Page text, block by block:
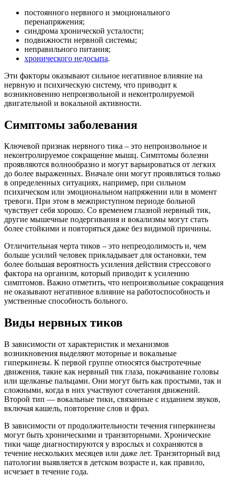
постоянного нервного и эмоционального
перенапряжения;
синдрома хронической усталости;
подвижности нервной системы;
неправильного питания;
хронического недосыпа.
Эти факторы оказывают сильное негативное влияние на
нервную и психическую систему, что приводит к
возникновению непроизвольной и неконтролируемой
двигательной и вокальной активности.
Симптомы заболевания
Ключевой признак нервного тика – это непроизвольное и
неконтролируемое сокращение мышц. Симптомы болезни
проявляются волнообразно и могут варьироваться от легких
до более выраженных. Вначале они могут проявляться только
в определенных ситуациях, например, при сильном
психическом или эмоциональном напряжении или в момент
тревоги. При этом в межприступном периоде больной
чувствует себя хорошо. Со временем глазной нервный тик,
другие мышечные подергивания и вокализмы могут стать
более стойкими и повторяться даже без видимой причины.
Отличительная черта тиков – это непреодолимость и, чем
больше усилий человек прикладывает для остановки, тем
более большая вероятность усиления действия стрессового
фактора на организм, который приводит к усилению
симптомов. Важно отметить, что непроизвольные сокращения
не оказывают негативное влияние на работоспособность и
умственные способность больного.
Виды нервных тиков
В зависимости от характеристик и механизмов
возникновения выделяют моторные и вокальные
гиперкинезы. К первой группе относятся быстротечные
движения, такие как нервный тик глаза, покачивание головы
или щелканье пальцами. Они могут быть как простыми, так и
сложными, когда в них участвуют сочетания движений.
Второй тип — вокальные тики, связанные с изданием звуков,
включая кашель, повторение слов и фраз.
В зависимости от продолжительности течения гиперкинезы
могут быть хроническими и транзиторными. Хронические
тики чаще диагностируются у взрослых и сохраняются в
течение нескольких месяцев или даже лет. Транзиторный вид
патологии выявляется в детском возрасте и, как правило,
исчезает в течение года.